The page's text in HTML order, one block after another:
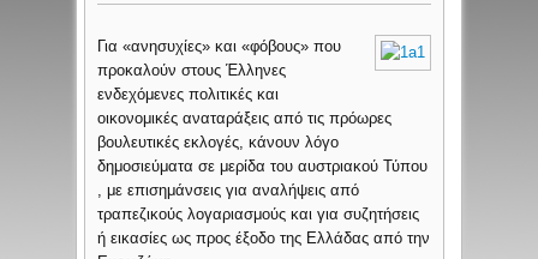
Για «ανησυχίες» και «φόβους» που
προκαλούν στους Έλληνες
ενδεχόμενες πολιτικές και
οικονομικές αναταράξεις από τις πρόωρες
βουλευτικές εκλογές, κάνουν λόγο
δημοσιεύματα σε μερίδα του αυστριακού Τύπου
, με επισημάνσεις για αναλήψεις από
τραπεζικούς λογαριασμούς και για συζητήσεις
ή εικασίες ως προς έξοδο της Ελλάδας από την